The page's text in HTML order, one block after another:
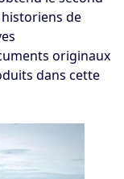
de
originaux
dans cette